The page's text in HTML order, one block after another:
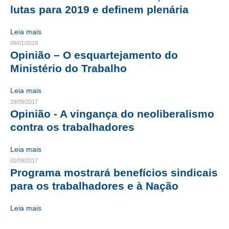
CURSOS
ENGENHEIRO EMPREENDEDOR
PLATAFORMAS GRATUITAS
BENEFÍCIOS
APOSENTADORIA
PLANO DE SAÚDE
SEESPPREV
lutas para 2019 e definem plenária
Leia mais
09/01/2019
Opinião – O esquartejamento do
Ministério do Trabalho
Leia mais
29/09/2017
Opinião - A vingança do neoliberalismo
contra os trabalhadores
Leia mais
01/09/2017
Programa mostrará benefícios sindicais
para os trabalhadores e à Nação
Leia mais